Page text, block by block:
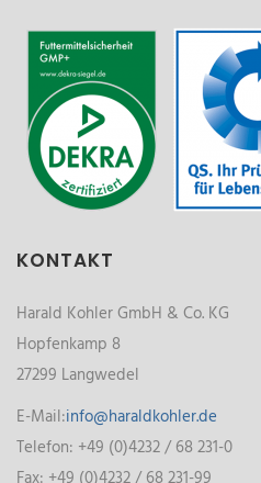
KONTAKT
Harald Kohler GmbH & Co. KG
Hopfenkamp 8
27299 Langwedel
E-Mail:info@haraldkohler.de
Telefon: +49 (0)4232 / 68 231-0